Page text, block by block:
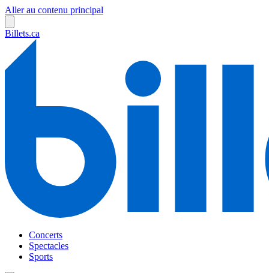
Aller au contenu principal
Billets.ca
Concerts
Spectacles
Sports